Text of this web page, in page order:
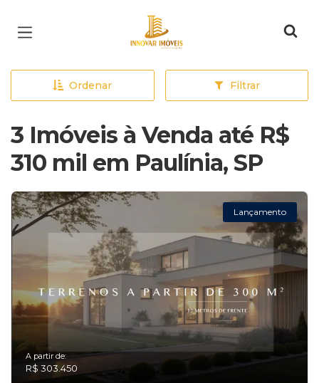
Página inicial
Ordenar Filtrar
3 Imóveis à Venda até R$
310 mil em Paulínia, SP
Lançamento
A partir de:
R$ 303.450